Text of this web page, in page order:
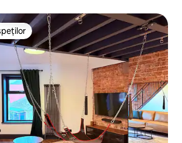
categoriei Alegerea oaspeților